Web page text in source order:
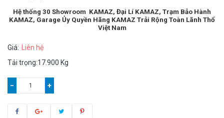
Hệ thống 30 Showroom KAMAZ, Đại Lí KAMAZ, Trạm Bảo Hành
KAMAZ, Garage Ủy Quyền Hãng KAMAZ Trải Rộng Toàn Lãnh Thổ
Việt Nam
Giá:
Liên hệ
Tải trọng:17.900 Kg
− +